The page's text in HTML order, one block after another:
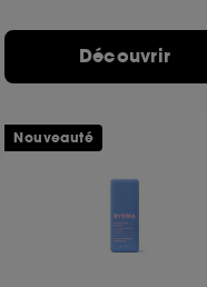
Découvrir
Nouveauté